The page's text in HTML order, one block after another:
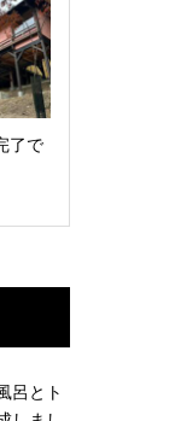
了で
呂とト